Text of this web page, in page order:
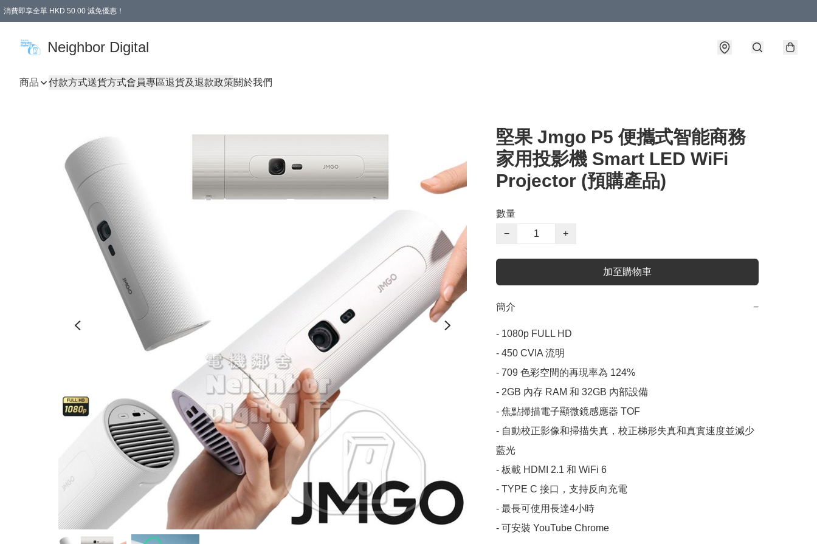
消費即享全單 HKD 50.00 減免優惠！
Neighbor Digital
商品 付款方式送貨方式會員專區退貨及退款政策關於我們
堅果 Jmgo P5 便攜式智能商務
家用投影機 Smart LED WiFi
Projector (預購產品)
數量
−
+
加至購物車
簡介 −
- 1080p FULL HD
- 450 CVIA 流明
- 709 色彩空間的再現率為 124%
- 2GB 內存 RAM 和 32GB 內部設備
- 焦點掃描電子顯微鏡感應器 TOF
- 自動校正影像和掃描失真，校正梯形失真和真實速度並減少
藍光
- 板載 HDMI 2.1 和 WiFi 6
- TYPE C 接口，支持反向充電
- 最長可使用長達4小時
- 可安裝 YouTube Chrome